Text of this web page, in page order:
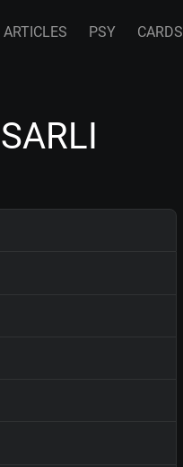
ARTICLES PSY CARDS